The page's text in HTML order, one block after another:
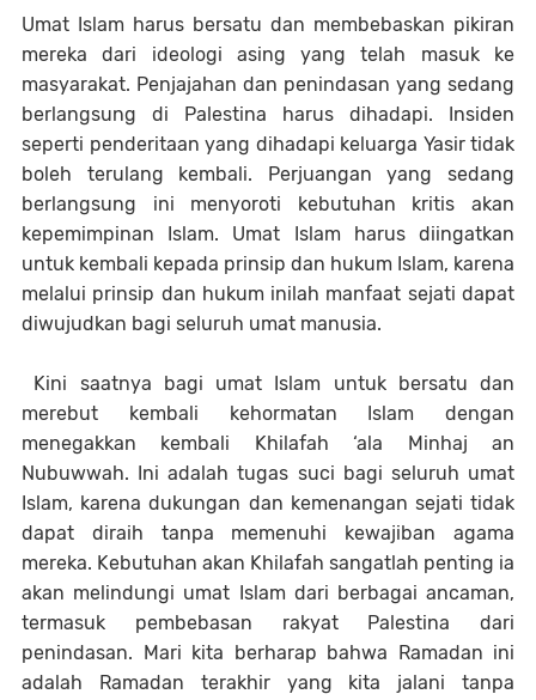
Umat Islam harus bersatu dan membebaskan pikiran
mereka dari ideologi asing yang telah masuk ke
masyarakat. Penjajahan dan penindasan yang sedang
berlangsung di Palestina harus dihadapi. Insiden
seperti penderitaan yang dihadapi keluarga Yasir tidak
boleh terulang kembali. Perjuangan yang sedang
berlangsung ini menyoroti kebutuhan kritis akan
kepemimpinan Islam. Umat Islam harus diingatkan
untuk kembali kepada prinsip dan hukum Islam, karena
melalui prinsip dan hukum inilah manfaat sejati dapat
diwujudkan bagi seluruh umat manusia.
Kini saatnya bagi umat Islam untuk bersatu dan
merebut kembali kehormatan Islam dengan
menegakkan kembali Khilafah ‘ala Minhaj an
Nubuwwah. Ini adalah tugas suci bagi seluruh umat
Islam, karena dukungan dan kemenangan sejati tidak
dapat diraih tanpa memenuhi kewajiban agama
mereka. Kebutuhan akan Khilafah sangatlah penting ia
akan melindungi umat Islam dari berbagai ancaman,
termasuk pembebasan rakyat Palestina dari
penindasan. Mari kita berharap bahwa Ramadan ini
adalah Ramadan terakhir yang kita jalani tanpa